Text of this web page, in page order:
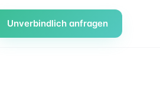
Unverbindlich anfragen